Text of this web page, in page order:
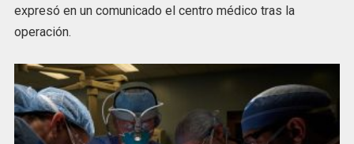
expresó en un comunicado el centro médico tras la
operación.